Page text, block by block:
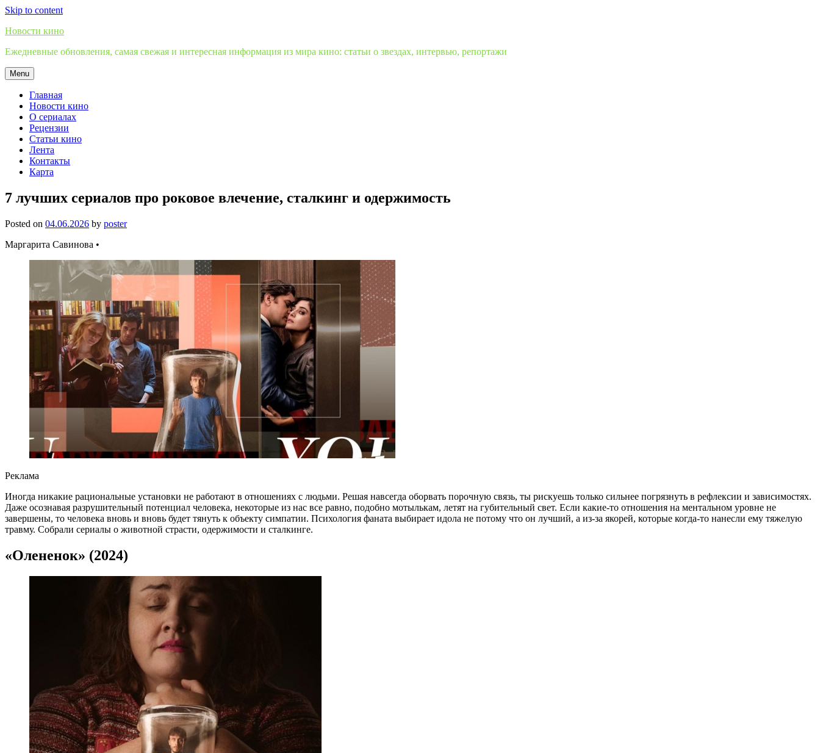
Skip to content
Новости кино
Ежедневные обновления, самая свежая и интересная информация из мира кино: статьи о звездах, интервью, репортажи
Menu
Главная
Новости кино
О сериалах
Рецензии
Статьи кино
Лента
Контакты
Карта
7 лучших сериалов про роковое влечение, сталкинг и одержимость
Posted on 04.06.2026 by poster
Маргарита Савинова •
Реклама
Иногда никакие рациональные установки не работают в отношениях с людьми. Решая навсегда оборвать порочную связь, ты рискуешь только сильнее погрязнуть в рефлексии и зависимостях.
Даже осознавая разрушительный потенциал человека, некоторые из нас все равно, подобно мотылькам, летят на губительный свет. Если какие-то отношения на ментальном уровне не
завершены, то человека вновь и вновь будет тянуть к объекту симпатии. Психология фаната выбирает идола не потому что он лучший, а из-за якорей, которые когда-то нанесли ему тяжелую
травму. Собрали сериалы о животной страсти, одержимости и сталкинге.
«Олененок» (2024)